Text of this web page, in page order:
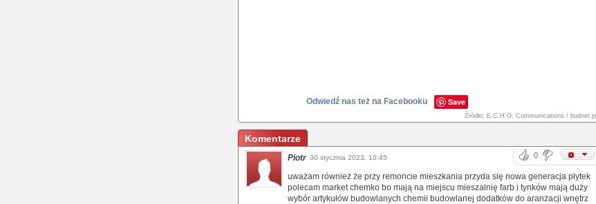
Odwiedź nas też na Facebooku Save
Źródło: E.C.H.O. Communications / budnet.pl
Komentarze
Piotr 30 stycznia 2023, 10:45 0
uważam również że przy remoncie mieszkania przyda się nowa generacja płytek
polecam market chemko bo mają na miejscu mieszalnię farb i tynków mają duży
wybór artykułów budowlanych chemii budowlanej dodatków do aranżacji wnętrz